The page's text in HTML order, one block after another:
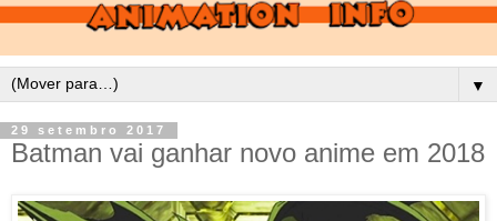
▼
29 setembro 2017
Batman vai ganhar novo anime em 2018